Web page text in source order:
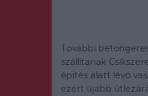
További
szállítanak
építés alatt lévő
ezért újabb